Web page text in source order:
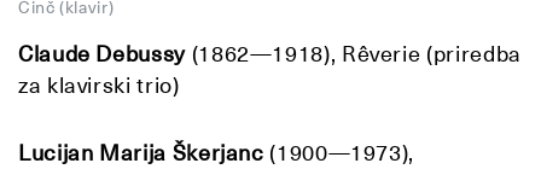
Činč (klavir)
Claude Debussy (1862—1918), Rêverie (priredba
za klavirski trio)
Lucijan Marija Škerjanc (1900—1973),